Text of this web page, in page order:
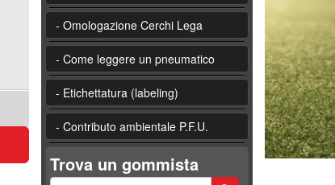
- Omologazione Cerchi Lega
- Come leggere un pneumatico
- Etichettatura (labeling)
- Contributo ambientale P.F.U.
Trova un gommista